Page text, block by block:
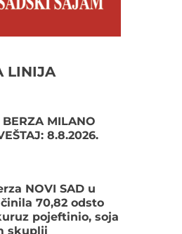
LINIJA
MILANO
8.8.2026.
NOVI SAD u
70,82 odsto
pojeftinio, soja
skuplji